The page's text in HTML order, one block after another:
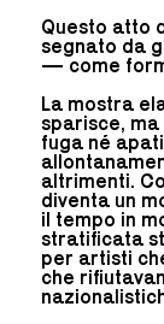
Questo atto
segnato da
— come
La mostra
sparisce,
fuga né
altrimenti.
diventa un
il tempo in
stratificata
per artisti
che